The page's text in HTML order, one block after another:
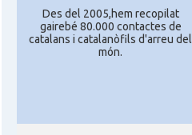
Des del 2005,hem recopilat
gairebé 80.000 contactes de
catalans i catalanòfils d'arreu del
món.